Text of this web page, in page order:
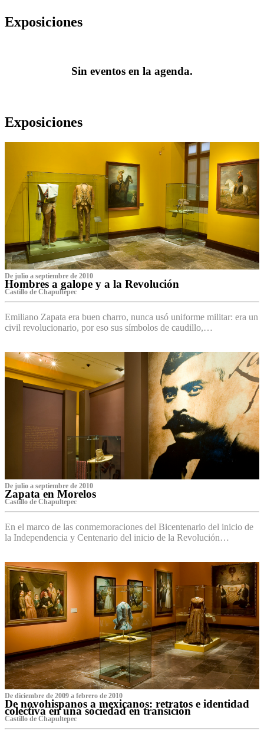
Exposiciones
Sin eventos en la agenda.
Exposiciones
De julio a septiembre de 2010
Hombres a galope y a la Revolución
Castillo de Chapultepec
Emiliano Zapata era buen charro, nunca usó uniforme militar: era un
civil revolucionario, por eso sus símbolos de caudillo,…
De julio a septiembre de 2010
Zapata en Morelos
Castillo de Chapultepec
En el marco de las conmemoraciones del Bicentenario del inicio de
la Independencia y Centenario del inicio de la Revolución…
De diciembre de 2009 a febrero de 2010
De novohispanos a mexicanos: retratos e identidad
colectiva en una sociedad en transición
Castillo de Chapultepec